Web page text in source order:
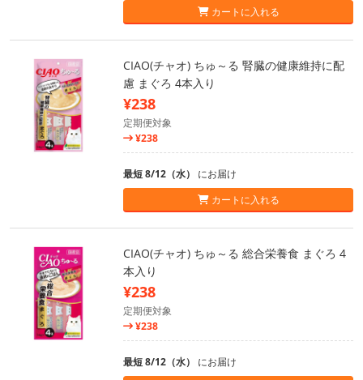
カートに入れる
CIAO(チャオ) ちゅ～る 腎臓の健康維持に配
慮 まぐろ 4本入り
¥238
定期便対象
¥238
最短 8/12（水） にお届け
カートに入れる
CIAO(チャオ) ちゅ～る 総合栄養食 まぐろ 4
本入り
¥238
定期便対象
¥238
最短 8/12（水） にお届け